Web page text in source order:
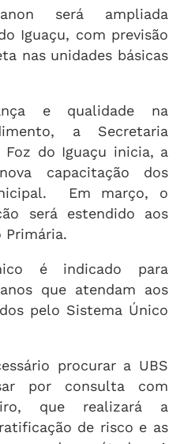
será ampliada
Iguaçu, com previsão
nas unidades básicas
e qualidade na
a Secretaria
Foz do Iguaçu inicia, a
capacitação dos
Em março, o
será estendido aos
Primária.
é indicado para
que atendam aos
pelo Sistema Único
procurar a UBS
por consulta com
que realizará a
de risco e as